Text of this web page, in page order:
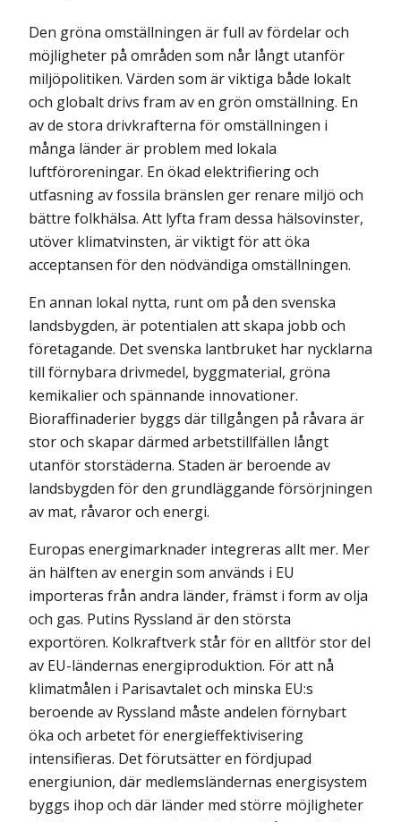
Den gröna omställningen är full av fördelar och
möjligheter på områden som når långt utanför
miljöpolitiken. Värden som är viktiga både lokalt
och globalt drivs fram av en grön omställning. En
av de stora drivkrafterna för omställningen i
många länder är problem med lokala
luftföroreningar. En ökad elektrifiering och
utfasning av fossila bränslen ger renare miljö och
bättre folkhälsa. Att lyfta fram dessa hälsovinster,
utöver klimatvinsten, är viktigt för att öka
acceptansen för den nödvändiga omställningen.
En annan lokal nytta, runt om på den svenska
landsbygden, är potentialen att skapa jobb och
företagande. Det svenska lantbruket har nycklarna
till förnybara drivmedel, byggmaterial, gröna
kemikalier och spännande innovationer.
Bioraffinaderier byggs där tillgången på råvara är
stor och skapar därmed arbetstillfällen långt
utanför storstäderna. Staden är beroende av
landsbygden för den grundläggande försörjningen
av mat, råvaror och energi.
Europas energimarknader integreras allt mer. Mer
än hälften av energin som används i EU
importeras från andra länder, främst i form av olja
och gas. Putins Ryssland är den största
exportören. Kolkraftverk står för en alltför stor del
av EU-ländernas energiproduktion. För att nå
klimatmålen i Parisavtalet och minska EU:s
beroende av Ryssland måste andelen förnybart
öka och arbetet för energieffektivisering
intensifieras. Det förutsätter en fördjupad
energiunion, där medlemsländernas energi­system
byggs ihop och där länder med större möjligheter